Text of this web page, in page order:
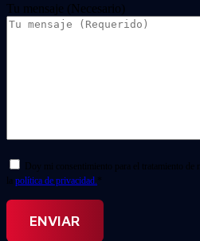
Tu mensaje (Necesario)
Doy mi consentimiento para el tratamiento de
la política de privacidad. *